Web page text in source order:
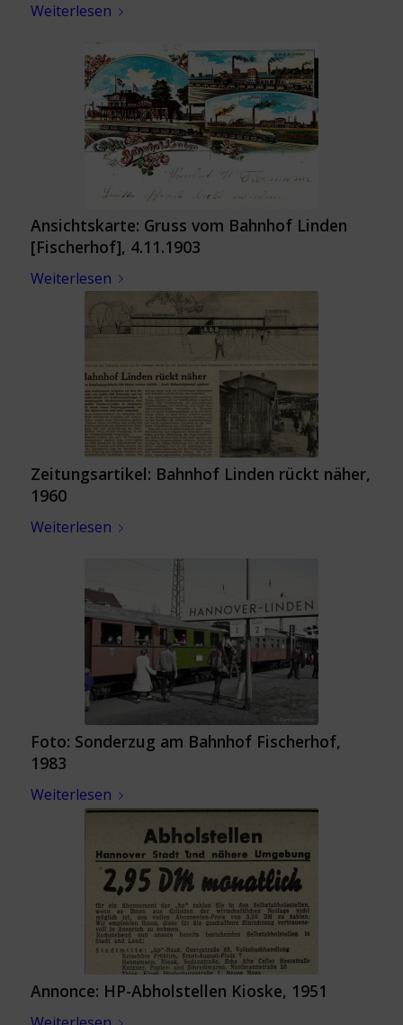
Weiterlesen
Ansichtskarte: Gruss vom Bahnhof Linden
[Fischerhof], 4.11.1903
Weiterlesen
Zeitungsartikel: Bahnhof Linden rückt näher,
1960
Weiterlesen
Foto: Sonderzug am Bahnhof Fischerhof,
1983
Weiterlesen
Annonce: HP-Abholstellen Kioske, 1951